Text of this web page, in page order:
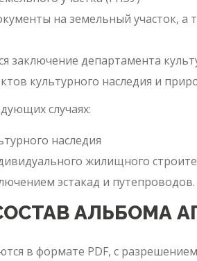
на земельный участок, а
заключение департамента
культурного наследия и
случаях:
наследия
жилищного
эстакад и путепроводов.
АЛЬБОМА
в формате PDF, с